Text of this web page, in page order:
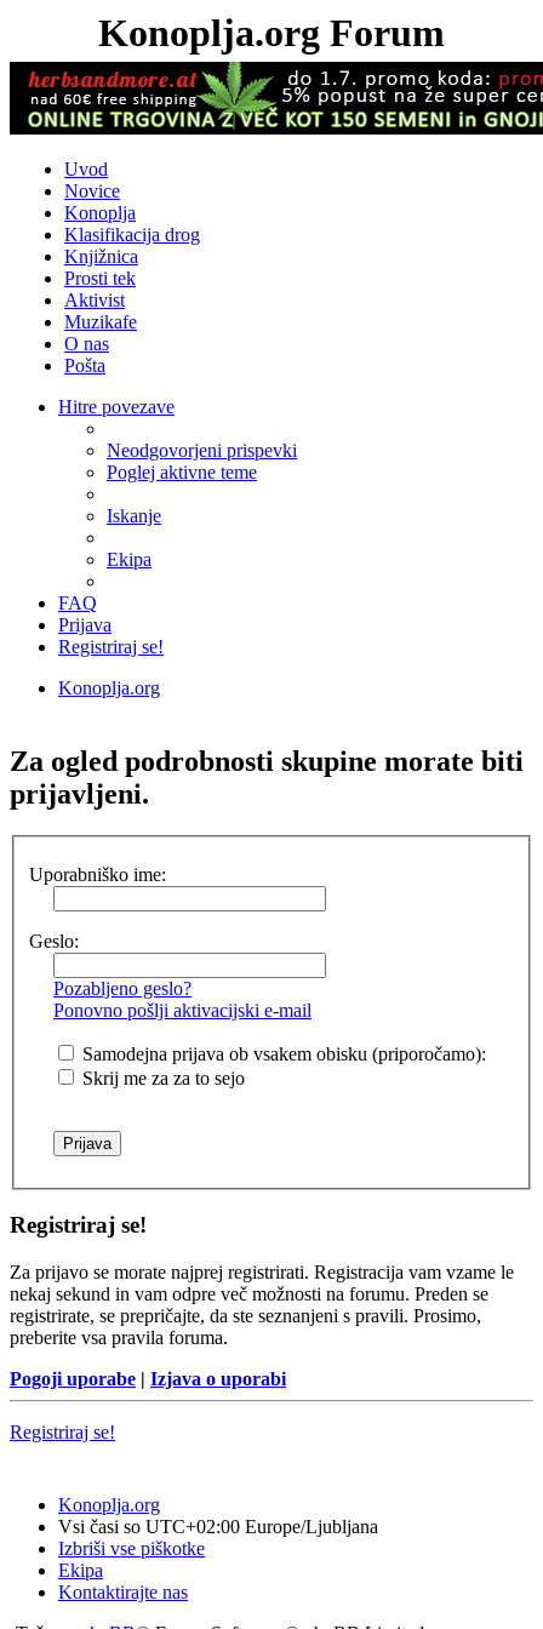
Konoplja.org Forum
Uvod
Novice
Konoplja
Klasifikacija drog
Knjižnica
Prosti tek
Aktivist
Muzikafe
O nas
Pošta
Hitre povezave
Neodgovorjeni prispevki
Poglej aktivne teme
Iskanje
Ekipa
FAQ
Prijava
Registriraj se!
Konoplja.org
Za ogled podrobnosti skupine morate biti
prijavljeni.
Uporabniško ime:
Geslo:
Pozabljeno geslo?
Ponovno pošlji aktivacijski e-mail
Samodejna prijava ob vsakem obisku (priporočamo):
Skrij me za za to sejo
Registriraj se!
Za prijavo se morate najprej registrirati. Registracija vam vzame le
nekaj sekund in vam odpre več možnosti na forumu. Preden se
registrirate, se prepričajte, da ste seznanjeni s pravili. Prosimo,
preberite vsa pravila foruma.
Pogoji uporabe | Izjava o uporabi
Registriraj se!
Konoplja.org
Vsi časi so UTC+02:00 Europe/Ljubljana
Izbriši vse piškotke
Ekipa
Kontaktirajte nas